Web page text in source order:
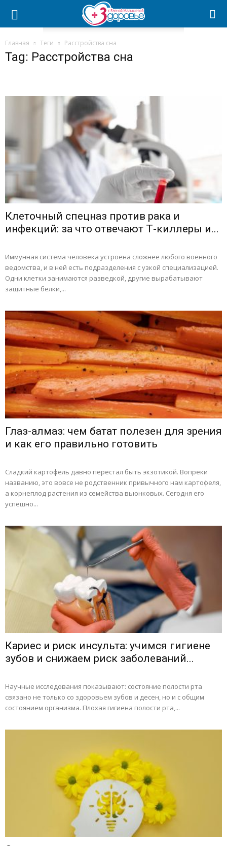
Главная Теги Расстройства сна
Tag: Расстройства сна
Клеточный спецназ против рака и
инфекций: за что отвечают Т-киллеры и...
Иммунная система человека устроена сложнее любого военного
ведомства, и в ней есть подразделения с узкой специализацией.
Одни клетки занимаются разведкой, другие вырабатывают
защитные белки,...
Глаз-алмаз: чем батат полезен для зрения
и как его правильно готовить
Сладкий картофель давно перестал быть экзотикой. Вопреки
названию, это вовсе не родственник привычного нам картофеля,
а корнеплод растения из семейства вьюнковых. Сегодня его
успешно...
Кариес и риск инсульта: учимся гигиене
зубов и снижаем риск заболеваний...
Научные исследования показывают: состояние полости рта
связано не только со здоровьем зубов и десен, но и с общим
состоянием организма. Плохая гигиена полости рта,...